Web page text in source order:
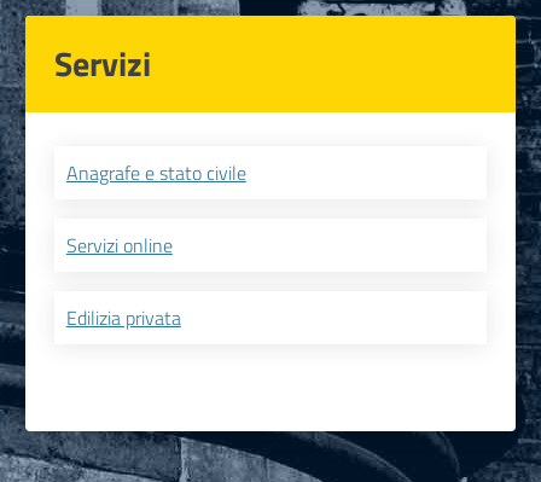
Servizi
Anagrafe e stato civile
Servizi online
Edilizia privata